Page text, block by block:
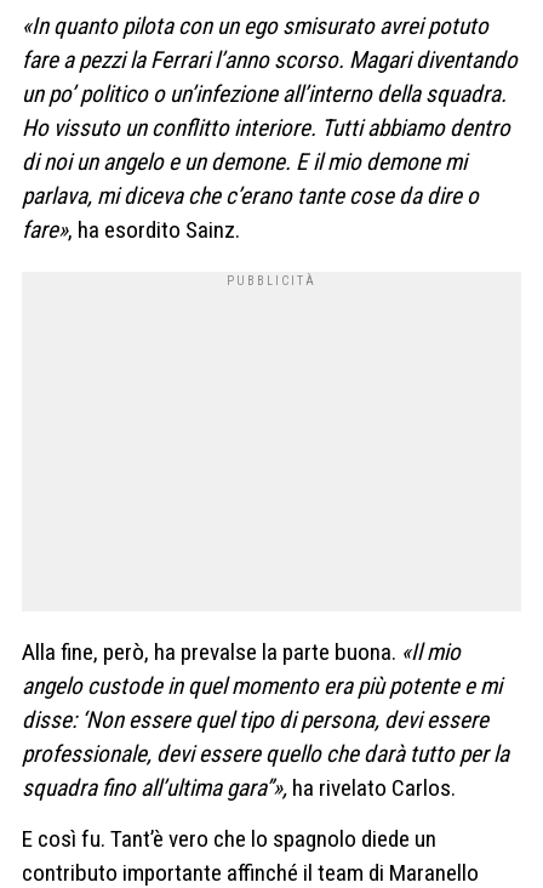
«In quanto pilota con un ego smisurato avrei potuto
fare a pezzi la Ferrari l’anno scorso. Magari diventando
un po’ politico o un’infezione all’interno della squadra.
Ho vissuto un conflitto interiore. Tutti abbiamo dentro
di noi un angelo e un demone. E il mio demone mi
parlava, mi diceva che c’erano tante cose da dire o
fare», ha esordito Sainz.
Alla fine, però, ha prevalse la parte buona. «Il mio
angelo custode in quel momento era più potente e mi
disse: ‘Non essere quel tipo di persona, devi essere
professionale, devi essere quello che darà tutto per la
squadra fino all’ultima gara”», ha rivelato Carlos.
E così fu. Tant’è vero che lo spagnolo diede un
contributo importante affinché il team di Maranello